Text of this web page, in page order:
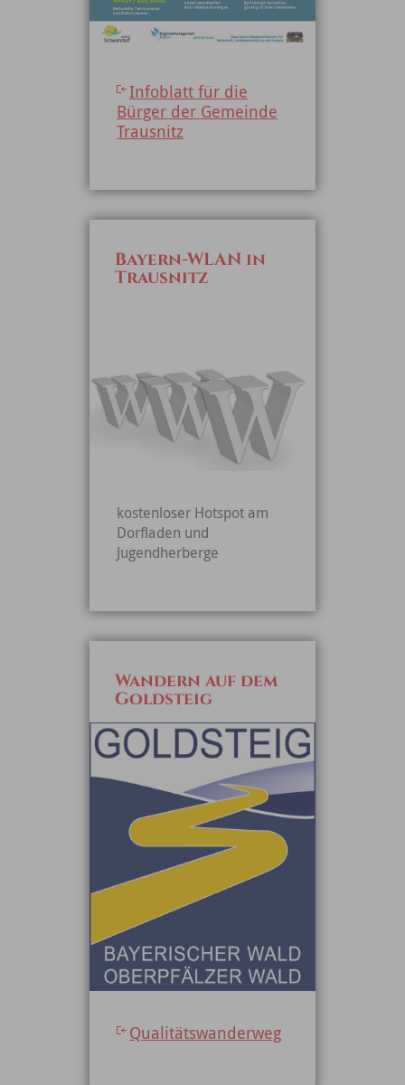
Infoblatt für die
Bürger der Gemeinde
Trausnitz
Bayern-WLAN in
Trausnitz
kostenloser Hotspot am
Dorfladen und
Jugendherberge
Wandern auf dem
Goldsteig
Qualitätswanderweg